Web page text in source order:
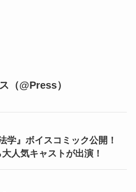
（@Press）
学』ボイスコミック公開！
人気キャストが出演！